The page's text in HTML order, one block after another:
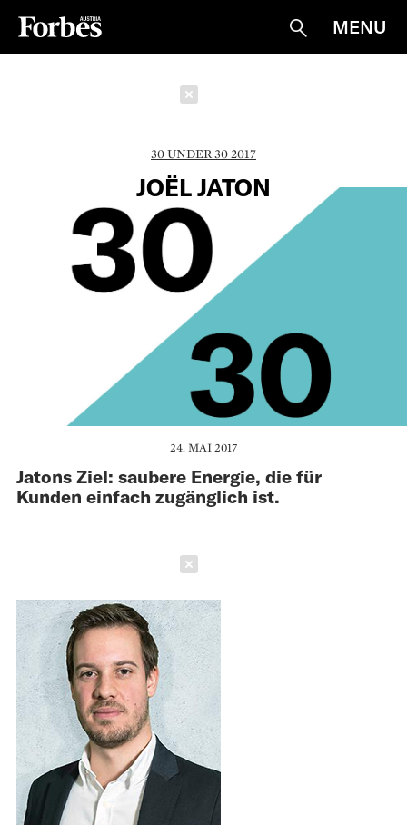
Suche
MENU
30 UNDER 30 2017
JOËL JATON
24. MAI 2017
Jatons Ziel: saubere Energie, die für
Kunden einfach zugänglich ist.